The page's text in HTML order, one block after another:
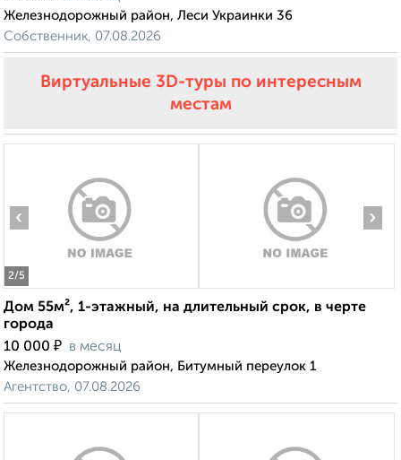
Железнодорожный район, Леси Украинки 36
Собственник, 07.08.2026
Виртуальные 3D-туры по интересным
местам
2/5
‹ ›
Дом 55м², 1-этажный, на длительный срок, в черте
города
10 000 ₽ в месяц
Железнодорожный район, Битумный переулок 1
Агентство, 07.08.2026